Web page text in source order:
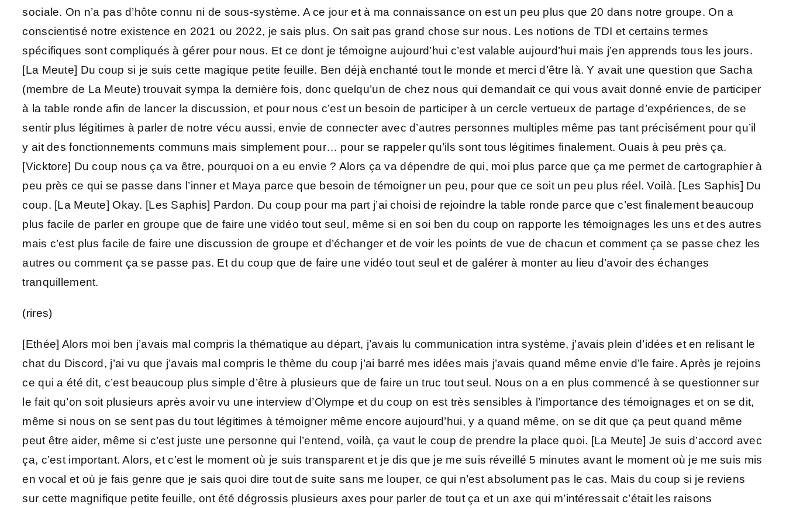
sociale. On n’a pas d’hôte connu ni de sous-système. A ce jour et à ma connaissance on est un peu plus que 20 dans notre groupe. On a
conscientisé notre existence en 2021 ou 2022, je sais plus. On sait pas grand chose sur nous. Les notions de TDI et certains termes
spécifiques sont compliqués à gérer pour nous. Et ce dont je témoigne aujourd’hui c’est valable aujourd’hui mais j’en apprends tous les jours.
[La Meute] Du coup si je suis cette magique petite feuille. Ben déjà enchanté tout le monde et merci d’être là. Y avait une question que Sacha
(membre de La Meute) trouvait sympa la dernière fois, donc quelqu’un de chez nous qui demandait ce qui vous avait donné envie de participer
à la table ronde afin de lancer la discussion, et pour nous c’est un besoin de participer à un cercle vertueux de partage d’expériences, de se
sentir plus légitimes à parler de notre vécu aussi, envie de connecter avec d’autres personnes multiples même pas tant précisément pour qu’il
y ait des fonctionnements communs mais simplement pour… pour se rappeler qu’ils sont tous légitimes finalement. Ouais à peu près ça.
[Vicktore] Du coup nous ça va être, pourquoi on a eu envie ? Alors ça va dépendre de qui, moi plus parce que ça me permet de cartographier à
peu près ce qui se passe dans l’inner et Maya parce que besoin de témoigner un peu, pour que ce soit un peu plus réel. Voilà. [Les Saphis] Du
coup. [La Meute] Okay. [Les Saphis] Pardon. Du coup pour ma part j’ai choisi de rejoindre la table ronde parce que c’est finalement beaucoup
plus facile de parler en groupe que de faire une vidéo tout seul, même si en soi ben du coup on rapporte les témoignages les uns et des autres
mais c’est plus facile de faire une discussion de groupe et d’échanger et de voir les points de vue de chacun et comment ça se passe chez les
autres ou comment ça se passe pas. Et du coup que de faire une vidéo tout seul et de galérer à monter au lieu d’avoir des échanges
tranquillement.
(rires)
[Ethée] Alors moi ben j’avais mal compris la thématique au départ, j’avais lu communication intra système, j’avais plein d’idées et en relisant le
chat du Discord, j’ai vu que j’avais mal compris le thème du coup j’ai barré mes idées mais j’avais quand même envie d’le faire. Après je rejoins
ce qui a été dit, c’est beaucoup plus simple d’être à plusieurs que de faire un truc tout seul. Nous on a en plus commencé à se questionner sur
le fait qu’on soit plusieurs après avoir vu une interview d’Olympe et du coup on est très sensibles à l’importance des témoignages et on se dit,
même si nous on se sent pas du tout légitimes à témoigner même encore aujourd’hui, y a quand même, on se dit que ça peut quand même
peut être aider, même si c’est juste une personne qui l’entend, voilà, ça vaut le coup de prendre la place quoi. [La Meute] Je suis d’accord avec
ça, c’est important. Alors, et c’est le moment où je suis transparent et je dis que je me suis réveillé 5 minutes avant le moment où je me suis mis
en vocal et où je fais genre que je sais quoi dire tout de suite sans me louper, ce qui n’est absolument pas le cas. Mais du coup si je reviens
sur cette magnifique petite feuille, ont été dégrossis plusieurs axes pour parler de tout ça et un axe qui m’intéressait c’était les raisons